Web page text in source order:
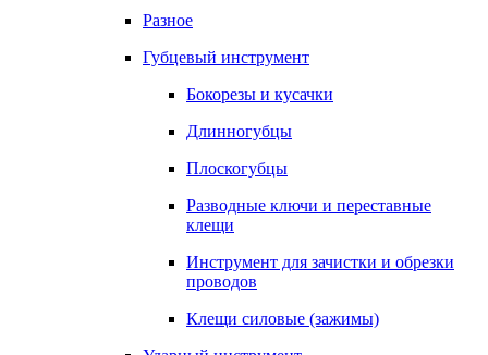
Разное
Губцевый инструмент
Бокорезы и кусачки
Длинногубцы
Плоскогубцы
Разводные ключи и переставные
клещи
Инструмент для зачистки и обрезки
проводов
Клещи силовые (зажимы)